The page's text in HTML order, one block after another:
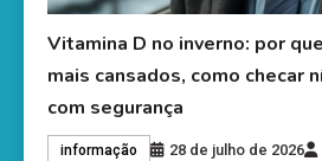
Vitamina D no inverno: por
mais cansados, como checar
com segurança
informação 28 de julho de 2026